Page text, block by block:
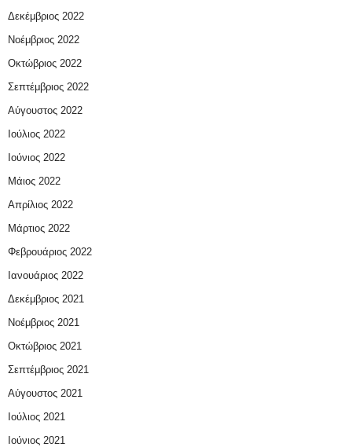
Δεκέμβριος 2022
Νοέμβριος 2022
Οκτώβριος 2022
Σεπτέμβριος 2022
Αύγουστος 2022
Ιούλιος 2022
Ιούνιος 2022
Μάιος 2022
Απρίλιος 2022
Μάρτιος 2022
Φεβρουάριος 2022
Ιανουάριος 2022
Δεκέμβριος 2021
Νοέμβριος 2021
Οκτώβριος 2021
Σεπτέμβριος 2021
Αύγουστος 2021
Ιούλιος 2021
Ιούνιος 2021